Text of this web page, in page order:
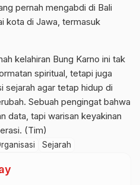
pernah mengabdi di Bali
kota di Jawa, termasuk
kelahiran Bung Karno ini tak
spiritual, tetapi juga
sejarah agar tetap hidup di
Sebuah pengingat bahwa
data, tapi warisan keyakinan
(Tim)
Sejarah